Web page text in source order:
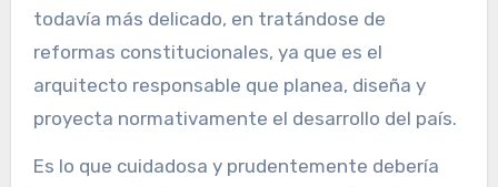
todavía más delicado, en tratándose de
reformas constitucionales, ya que es el
arquitecto responsable que planea, diseña y
proyecta normativamente el desarrollo del país.
Es lo que cuidadosa y prudentemente debería